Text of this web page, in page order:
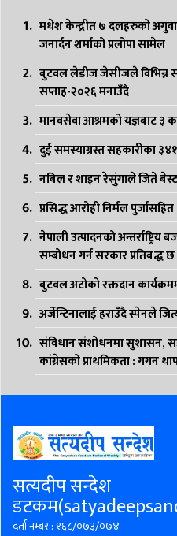
मधेश केन्द्रीत ७ दलहरुको
जनार्दन शर्माको प्रलोपा सामेल
बुटवल लेडीज जेसीजले विभिन्न
सप्ताह-२०२६ मनाउँदै
मानवसेवा आश्रमको यज्ञबाट ३
दुई समस्याग्रस्त सहकारीका
नबिल र शाइन रेसुंगाले जिते
प्रसिद्ध आरोही निर्मल
नेपाली उत्पादनको अन्तर्राष्ट्रिय
सम्बोधन गर्न सरकार प्रतिबद्ध छ
बुटवल अटोको रक्तदान
अर्जेन्टिनालाई हराउँदै स्पेनले
संविधान संशोधनमा सुशासन,
कांग्रेसको प्राथमिकता : गगन
सत्यदीप सन्देश
दर्ता नम्बर : १६८/०७३/०७४